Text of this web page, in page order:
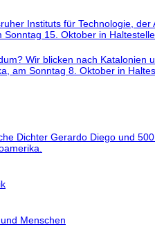
Instituts für Technologie,
15. Oktober in
Wir blicken nach Katalonien
am Sonntag 8. Oktober in
Dichter Gerardo Diego und
Menschen